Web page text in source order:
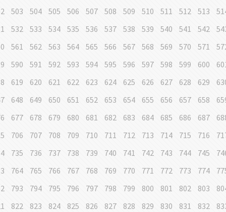
503 504 505 506 507 508 509 510 511 512 513
532 533 534 535 536 537 538 539 540 541 542
561 562 563 564 565 566 567 568 569 570 571
590 591 592 593 594 595 596 597 598 599 600
619 620 621 622 623 624 625 626 627 628 629
648 649 650 651 652 653 654 655 656 657 658
677 678 679 680 681 682 683 684 685 686 687
706 707 708 709 710 711 712 713 714 715 716
735 736 737 738 739 740 741 742 743 744 745
764 765 766 767 768 769 770 771 772 773 774
793 794 795 796 797 798 799 800 801 802 803
822 823 824 825 826 827 828 829 830 831 832